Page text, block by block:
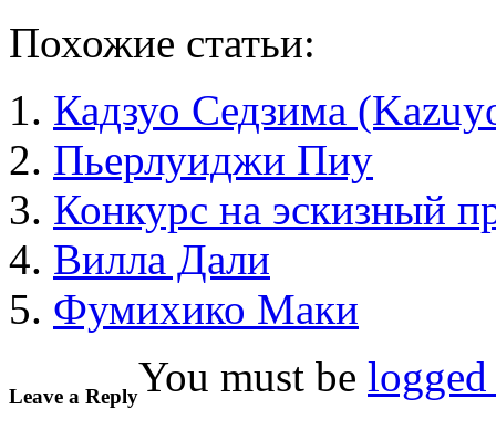
Похожие статьи:
Кадзуо Седзима
Пьерлуиджи Пиу
Конкурс на эскизный
Вилла Дали
Фумихико Маки
Leave a ReplyYou must be